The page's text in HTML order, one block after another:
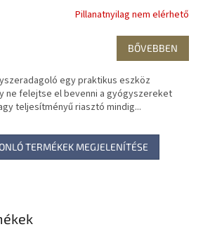
Pillanatnyilag nem elérhető
BŐVEBBEN
egy praktikus eszköz
ne felejtse el bevenni a gyógyszereket
teljesítményű riasztó mindig...
TERMÉKEK MEGJELENÍTÉSE